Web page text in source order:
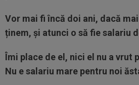
Vor mai fi încă doi ani, dacă
ținem, și atunci o să fie salariu
Îmi place de el, nici el nu a vrut
Nu e salariu mare pentru noi